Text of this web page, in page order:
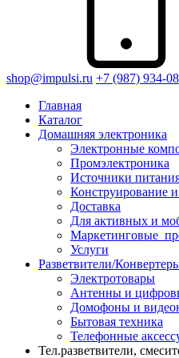
shop@impulsi.ru +7 (987) 934-
Главная
Каталог
Домашняя электроника
Электронные
Промэлектроника
Источники
Конструирование
Доставка
Для активных и
Услуги
Разветвители/
Электротовары
Антенны и
Домофоны и
Бытовая техника
Телефонные
Тел.разветвители,